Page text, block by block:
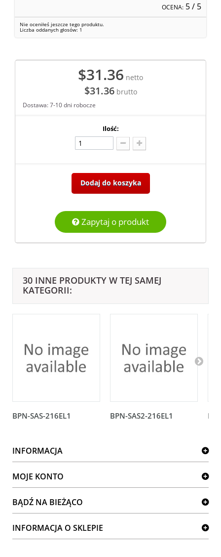
OCENA: 5/ 5
Nie oceniłeś jeszcze tego produktu.
Liczba oddanych głosów: 1
$31.36 netto
$31.36brutto
Dostawa: 7-10 dni robocze
Ilość:
Dodaj do koszyka
Zapytaj o produkt
30 INNE PRODUKTY W TEJ SAMEJ
KATEGORII:
BPN-SAS-216EL1 BPN-SAS2-216EL1
INFORMACJA
MOJE KONTO
BĄDŹ NA BIEŻĄCO
INFORMACJA O SKLEPIE